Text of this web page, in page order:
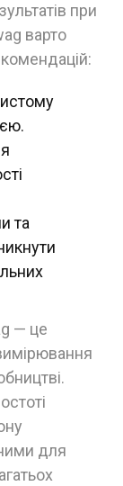
при
варто
та
— це
для